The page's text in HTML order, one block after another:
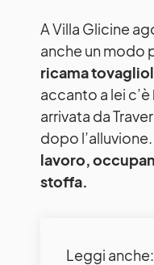
A Villa Glicine
anche un modo
ricama
accanto a lei c’è
arrivata da
dopo l’alluvione.
lavoro,
stoffa.
Leggi anche: